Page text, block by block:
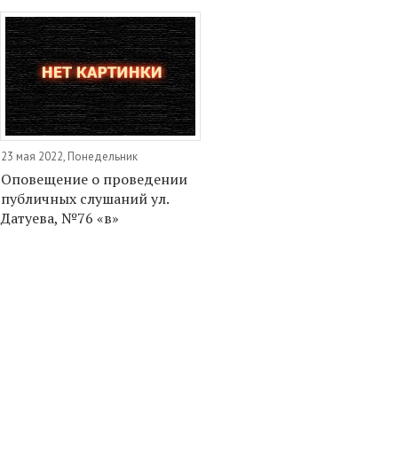
23 мая 2022, Понедельник
Оповещение о проведении
публичных слушаний ул.
Датуева, №76 «в»